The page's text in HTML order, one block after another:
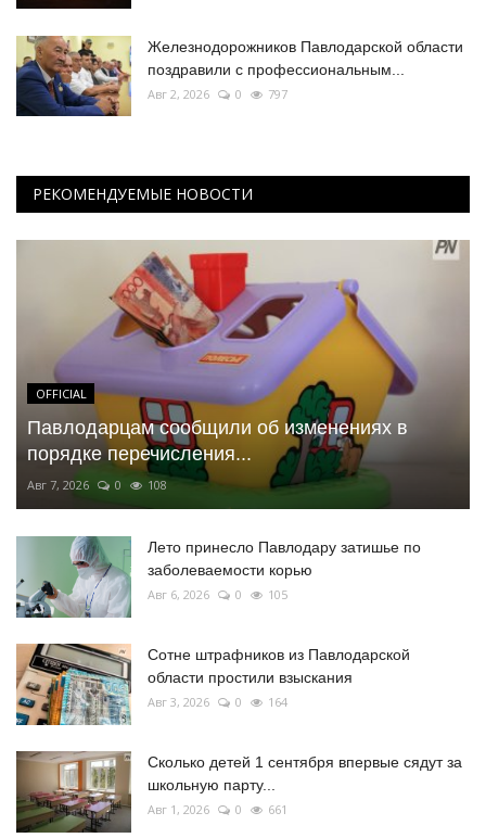
Железнодорожников Павлодарской области
поздравили с профессиональным...
Авг 2, 2026 0 797
РЕКОМЕНДУЕМЫЕ НОВОСТИ
OFFICIAL
Павлодарцам сообщили об изменениях в
порядке перечисления...
Авг 7, 2026 0 108
Лето принесло Павлодару затишье по
заболеваемости корью
Авг 6, 2026 0 105
Сотне штрафников из Павлодарской
области простили взыскания
Авг 3, 2026 0 164
Сколько детей 1 сентября впервые сядут за
школьную парту...
Авг 1, 2026 0 661